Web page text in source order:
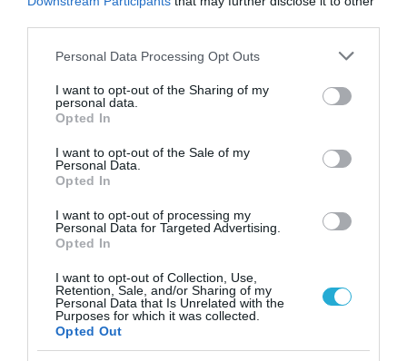
Please note that this website/app uses one or more Google
not limited to your visit or usage behaviour. You may click to
grant or deny consent to Google and its third-party tags to
use your data for below specified purposes in below Google
consent section.
Personal Data Processing Opt Outs
I want to opt-out of the Sharing of my
personal data.
Opted In
I want to opt-out of the Sale of my
Personal Data.
Opted In
I want to opt-out of processing my
Personal Data for Targeted Advertising.
Opted In
I want to opt-out of Collection, Use,
Retention, Sale, and/or Sharing of my
Personal Data that Is Unrelated with the
Purposes for which it was collected.
Opted Out
ΕΟΦ: Ανακαλεί παρτίδα φαρμάκου για τη
λευχαιμία λόγω απόκλισης στους